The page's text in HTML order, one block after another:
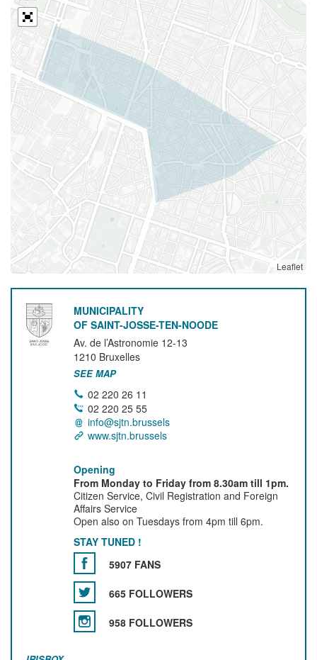
Leaflet
MUNICIPALITY
OF SAINT-JOSSE-TEN-NOODE
Av. de l’Astronomie 12-13
1210 Bruxelles
SEE MAP
02 220 26 11
02 220 25 55
info@sjtn.brussels
www.sjtn.brussels
Opening
From Monday to Friday from 8.30am till 1pm.
Citizen Service, Civil Registration and Foreign
Affairs Service
Open also on Tuesdays from 4pm till 6pm.
STAY TUNED !
5907 FANS
665 FOLLOWERS
958 FOLLOWERS